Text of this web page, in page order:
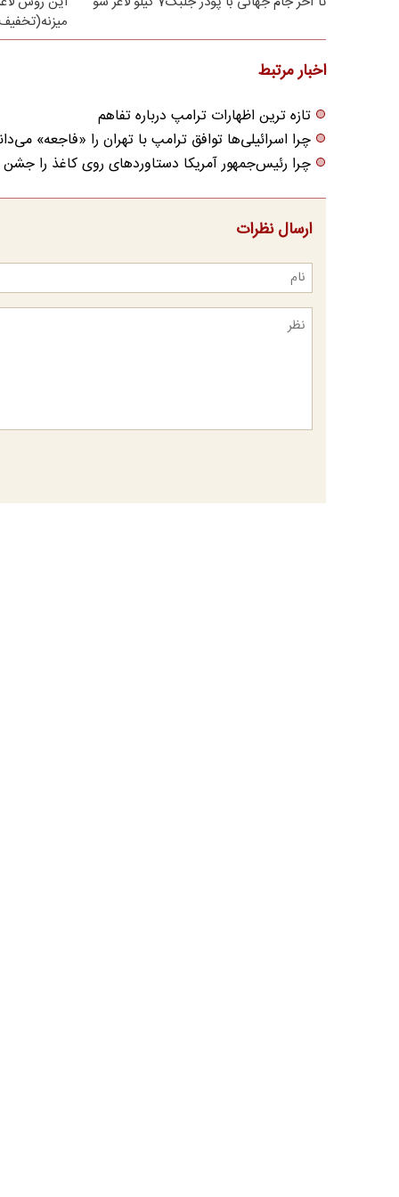
اخبار مرتبط
تازه ترین اظهارات ترامپ درباره تفاهم
چرا اسرائیلی‌ها توافق ترامپ با تهران را «فاجعه»
چرا رئیس‌جمهور آمریکا دستاوردهای روی کاغذ را
ارسال نظرات